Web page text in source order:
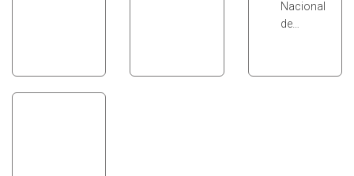
Nacional
de…